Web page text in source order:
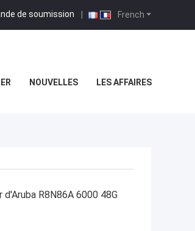
French
de soumission |
NOUVELLES LES AFFAIRES
R8N86A 6000 48G